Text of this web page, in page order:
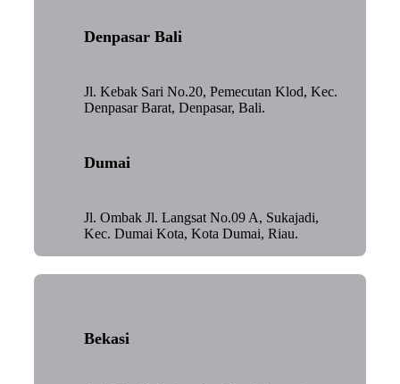
Denpasar Bali
Jl. Kebak Sari No.20, Pemecutan Klod, Kec.
Denpasar Barat, Denpasar, Bali.
Dumai
Jl. Ombak Jl. Langsat No.09 A, Sukajadi,
Kec. Dumai Kota, Kota Dumai, Riau.
Bekasi